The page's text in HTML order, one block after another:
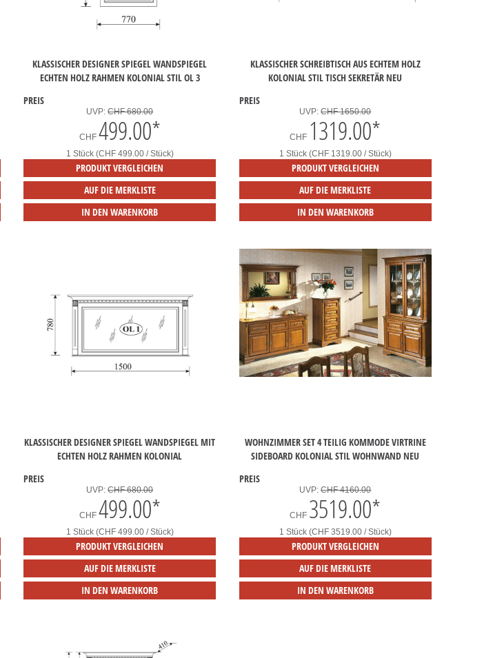
KLASSISCHER DESIGNER SPIEGEL WANDSPIEGEL
ECHTEN HOLZ RAHMEN KOLONIAL STIL OL 3
PREIS
UVP:CHF 680.00
CHF 499.00*
1 Stück (CHF 499.00 / Stück)
PRODUKT VERGLEICHEN
AUF DIE MERKLISTE
IN DEN WARENKORB
KLASSISCHER SCHREIBTISCH AUS ECHTEM HOLZ
KOLONIAL STIL TISCH SEKRETÄR NEU
PREIS
UVP:CHF 1650.00
CHF 1319.00*
1 Stück (CHF 1319.00 / Stück)
PRODUKT VERGLEICHEN
AUF DIE MERKLISTE
IN DEN WARENKORB
KLASSISCHER DESIGNER SPIEGEL WANDSPIEGEL MIT
ECHTEN HOLZ RAHMEN KOLONIAL
PREIS
UVP:CHF 680.00
CHF 499.00*
1 Stück (CHF 499.00 / Stück)
PRODUKT VERGLEICHEN
AUF DIE MERKLISTE
IN DEN WARENKORB
WOHNZIMMER SET 4 TEILIG KOMMODE VIRTRINE
SIDEBOARD KOLONIAL STIL WOHNWAND NEU
PREIS
UVP:CHF 4160.00
CHF 3519.00*
1 Stück (CHF 3519.00 / Stück)
PRODUKT VERGLEICHEN
AUF DIE MERKLISTE
IN DEN WARENKORB